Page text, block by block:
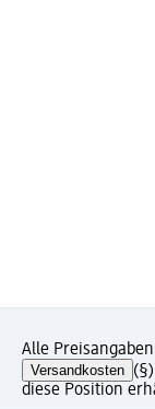
Alle
Versandkosten
diese Position